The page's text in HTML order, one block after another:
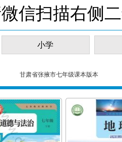
信扫描右侧
小学
甘肃省张掖市七年级课本版本